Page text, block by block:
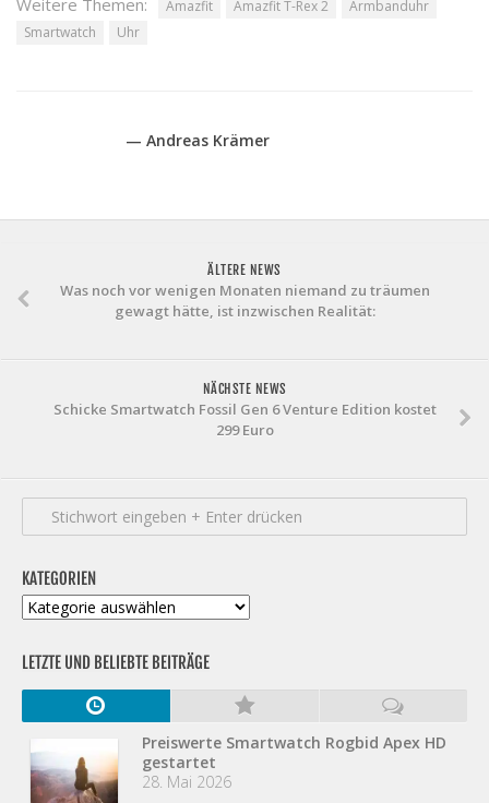
Amazfit Amazfit T-Rex 2
Armbanduhr
Smartwatch
Uhr
— Andreas Krämer
ÄLTERE NEWS
Was noch vor wenigen Monaten niemand zu träumen
gewagt hätte, ist inzwischen Realität:
NÄCHSTE NEWS
Schicke Smartwatch Fossil Gen 6 Venture Edition kostet
299 Euro
KATEGORIEN
Kategorien
LETZTE UND BELIEBTE BEITRÄGE
Preiswerte Smartwatch Rogbid Apex HD
gestartet
28. Mai 2026